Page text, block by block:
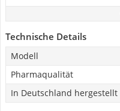
Technische Details
Modell
Pharmaqualität
In Deutschland hergestellt